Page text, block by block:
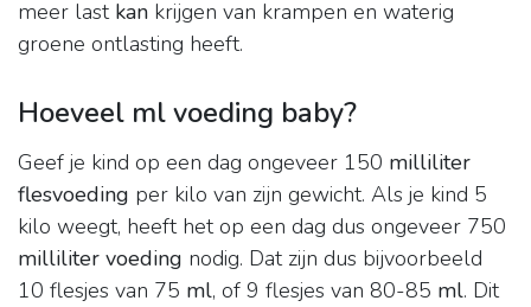
meer last kan krijgen van krampen en waterig
groene ontlasting heeft.
Hoeveel ml voeding baby?
Geef je kind op een dag ongeveer 150 milliliter
flesvoeding per kilo van zijn gewicht. Als je kind 5
kilo weegt, heeft het op een dag dus ongeveer 750
milliliter voeding nodig. Dat zijn dus bijvoorbeeld
10 flesjes van 75 ml, of 9 flesjes van 80-85 ml. Dit